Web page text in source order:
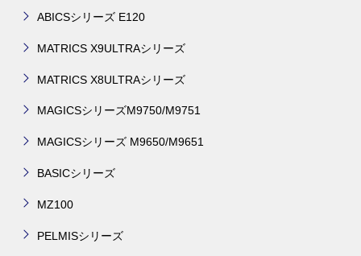
ABICSシリーズ E120
MATRICS X9ULTRAシリーズ
MATRICS X8ULTRAシリーズ
MAGICSシリーズM9750/M9751
MAGICSシリーズ M9650/M9651
BASICシリーズ
MZ100
PELMISシリーズ